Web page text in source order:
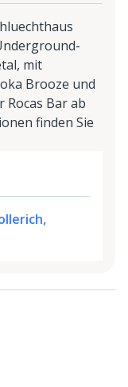
mit
Brooze und
Bar ab
finden Sie